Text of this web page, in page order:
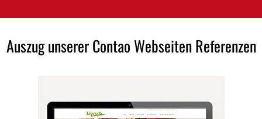
Auszug unserer Contao Webseiten Referenzen